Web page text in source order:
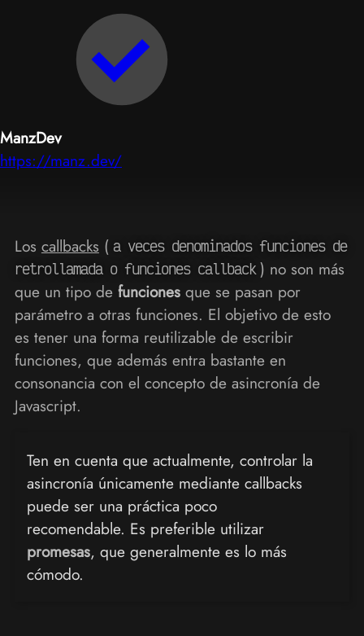
ManzDev
https://manz.dev/
Los callbacks ( a veces denominados funciones de
retrollamada o funciones callback ) no son más
que un tipo de funcionesque se pasan por
parámetro a otras funciones. El objetivo de esto
es tener una forma reutilizable de escribir
funciones, que además entra bastante en
consonancia con el concepto de asincronía de
Javascript.
Ten en cuenta que actualmente, controlar la
asincronía únicamente mediante callbacks
puede ser una práctica poco
recomendable. Es preferible utilizar
promesas, que generalmente es lo más
cómodo.